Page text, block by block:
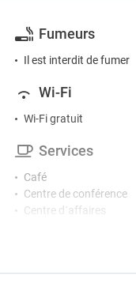
Fumeurs
Il est interdit de fumer
Wi-Fi
Wi-Fi gratuit
Services
Café
Centre de conférence
Centre d´affaires
Fer à repasser